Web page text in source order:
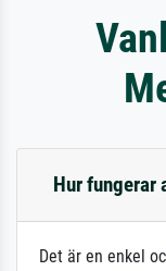
Hur fungerar
Det är en enkel